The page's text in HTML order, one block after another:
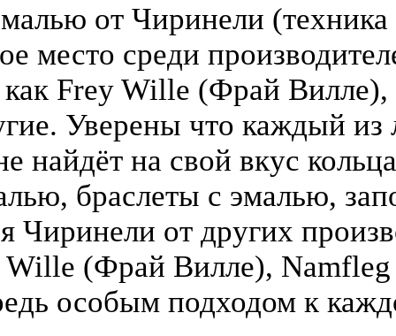
от Чиринели (техника
место среди
Frey Wille (Фрай
Уверены что каждый
найдёт на свой вкус
браслеты с эмалью,
Чиринели от других
Wille (Фрай Вилле),
особым подходом к